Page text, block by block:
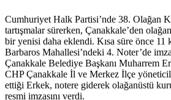
Cumhuriyet Halk Partisi’nde 38. Olağan
tartışmalar sürerken, Çanakkale’den
bir yenisi daha eklendi. Kısa süre önce 11
Barbaros Mahallesi’ndeki 4. Noter’de
Çanakkale Belediye Başkanı Muharrem
CHP Çanakkale İl ve Merkez İlçe
ettiği Erkek, notere giderek olağanüstü
resmi imzasını verdi.